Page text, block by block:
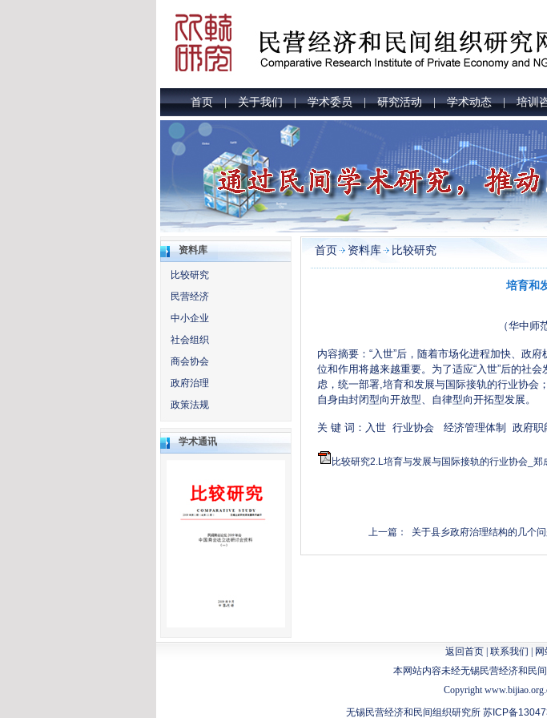
首页|关于我们|学术委员|研究活动|学术动态|培训
资料库
比较研究
民营经济
中小企业
社会组织
商会协会
政府治理
政策法规
学术通讯
首页 资料库 比较研究
培育和
（华中
内容摘要：“入世”后，随着市场化进程加快、政
位和作用将越来越重要。为了适应“入世”后的社
虑，统一部署,培育和发展与国际接轨的行业协会
自身由封闭型向开放型、自律型向开拓型发展。
关 键 词：入世 行业协会 经济管理体制 政府职
比较研究2.L培育与发展与国际接轨的行业协会_郑
上一篇： 关于县乡政府治理结构的几个
返回首页| 联系我们
本网站内容未经无锡民营经济和民
Copyright
无锡民营经济和民间组织研究所 苏ICP备